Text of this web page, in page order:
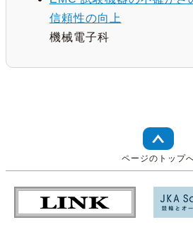
信頼性の向上
機械電子科
ページのトップ